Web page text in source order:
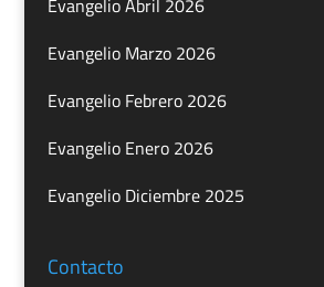
Evangelio Abril 2026
Evangelio Marzo 2026
Evangelio Febrero 2026
Evangelio Enero 2026
Evangelio Diciembre 2025
Contacto